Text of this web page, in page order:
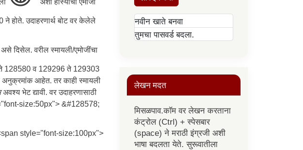
ने होते. उदाहरणार्थ बोट वर केलेले
दिसेल. वरील स्मायली/एमोजींचा
ते 128580 व 129296 ते 129303
आहेत. तर काही स्मायली
अवश्य भेट द्यावी. वर उदाहरणासाठी
size:50px"> &#128578;
<span style="font-size:100px">
नवीन खाते बनवा
तुमचा पासवर्ड बदला.
लेखन मदत
मिसळपाव.कॉम वर लेखन करताना
कंट्रोल (Ctrl) + स्पेसबार
(space) ने मराठी इंग्रजी अशी
भाषा बदलता येते. सुरूवातीला